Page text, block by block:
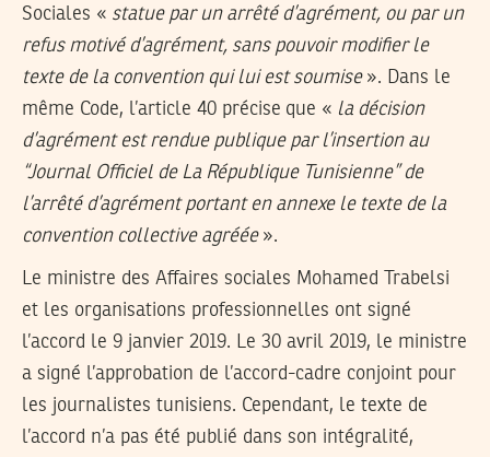
Sociales « statue par un arrêté d’agrément, ou par un
refus motivé d’agrément, sans pouvoir modifier le
texte de la convention qui lui est soumise». Dans le
même Code, l’article 40 précise que « la décision
d’agrément est rendue publique par l’insertion au
“Journal Officiel de La République Tunisienne” de
l’arrêté d’agrément portant en annexe le texte de la
convention collective agréée».
Le ministre des Affaires sociales Mohamed Trabelsi
et les organisations professionnelles ont signé
l’accord le 9 janvier 2019. Le 30 avril 2019, le ministre
a signé l’approbation de l’accord-cadre conjoint pour
les journalistes tunisiens. Cependant, le texte de
l’accord n’a pas été publié dans son intégralité,